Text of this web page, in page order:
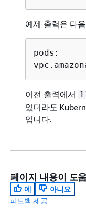
예제 출력은 다
pods:
이전 출력에서
있더라도
입니다.
페이지 내용이 도
예
아니요
피드백 제공